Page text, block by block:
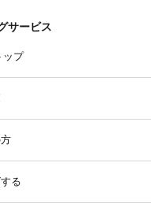
サービス
ップ
る